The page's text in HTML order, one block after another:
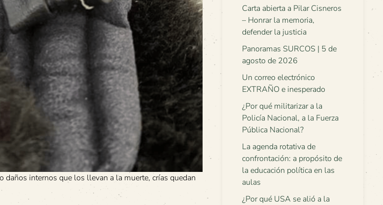
internos que los llevan a la muerte, crías quedan
Carta abierta a Pilar Cisneros
– Honrar la memoria,
defender la justicia
Panoramas SURCOS | 5 de
agosto de 2026
Un correo electrónico
EXTRAÑO e inesperado
¿Por qué militarizar a la
Policía Nacional, a la Fuerza
Pública Nacional?
La agenda rotativa de
confrontación: a propósito de
la educación política en las
aulas
¿Por qué USA se alió a la